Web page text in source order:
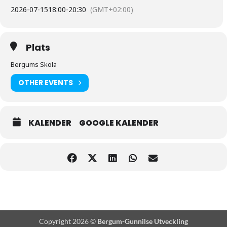
2026-07-1518:00-20:30 (GMT+02:00)
Plats
Bergums Skola
OTHER EVENTS
KALENDER GOOGLE KALENDER
Copyright 2026 © Bergum-Gunnilse Utveckling